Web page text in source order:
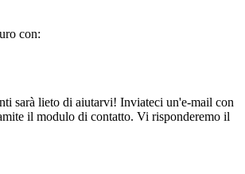
con:
sarà lieto di aiutarvi! Inviateci un'e-mail con
il modulo di contatto. Vi risponderemo il